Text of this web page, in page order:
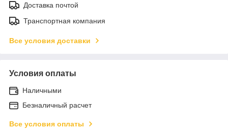
Доставка почтой
Транспортная компания
Все условия доставки
Условия оплаты
Наличными
Безналичный расчет
Все условия оплаты